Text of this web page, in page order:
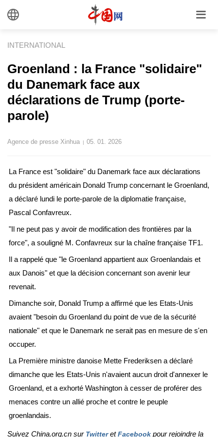
INTERNATIONAL
Groenland : la France "solidaire"
du Danemark face aux
déclarations de Trump (porte-
parole)
Agence de presse Xinhua | 05. 01. 2026
La France est "solidaire" du Danemark face aux déclarations
du président américain Donald Trump concernant le Groenland,
a déclaré lundi le porte-parole de la diplomatie française,
Pascal Confavreux.
"Il ne peut pas y avoir de modification des frontières par la
force", a souligné M. Confavreux sur la chaîne française TF1.
Il a rappelé que "le Groenland appartient aux Groenlandais et
aux Danois" et que la décision concernant son avenir leur
revenait.
Dimanche soir, Donald Trump a affirmé que les Etats-Unis
avaient "besoin du Groenland du point de vue de la sécurité
nationale" et que le Danemark ne serait pas en mesure de s'en
occuper.
La Première ministre danoise Mette Frederiksen a déclaré
dimanche que les Etats-Unis n'avaient aucun droit d'annexer le
Groenland, et a exhorté Washington à cesser de proférer des
menaces contre un allié proche et contre le peuple
groenlandais.
Suivez China.org.cn sur Twitter etFacebook pour rejoindre la